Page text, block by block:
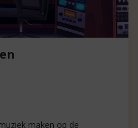
maken op de